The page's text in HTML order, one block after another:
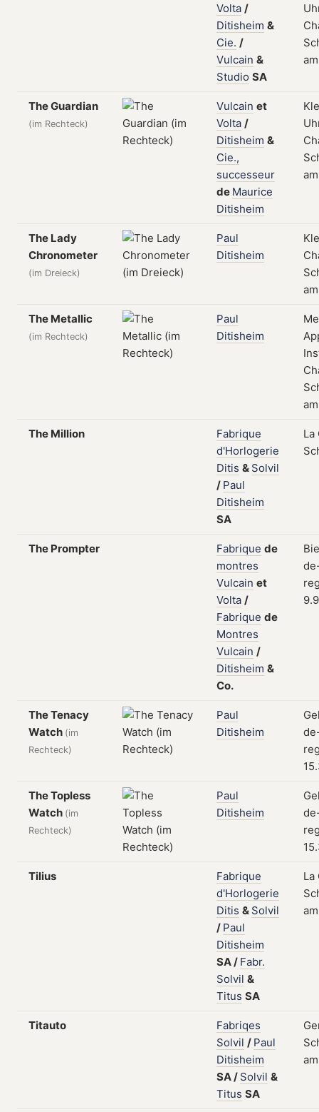
Volta /
Ditisheim &
Cie. /
Vulcain &
Studio SA
The Guardian
(im Rechteck)
Vulcain et
Volta /
Ditisheim &
Cie.,
successeur
de Maurice
Ditisheim
The Lady
Chronometer
(im Dreieck)
Paul
Ditisheim
The Metallic
(im Rechteck)
Paul
Ditisheim
The Million
Fabrique
d'Horlogerie
Ditis & Solvil
/ Paul
Ditisheim
SA
La
The Prompter Fabrique de
montres
Vulcain et
Volta /
Fabrique de
Montres
Vulcain /
Ditisheim &
Co.
The Tenacy
Watch (im
Rechteck)
Paul
Ditisheim
The Topless
Watch (im
Rechteck)
Paul
Ditisheim
Tilius
Fabrique
d'Horlogerie
Ditis & Solvil
/ Paul
Ditisheim
SA/ Fabr.
Solvil &
Titus SA
La
Titauto
Fabriqes
Solvil / Paul
Ditisheim
SA/ Solvil &
Titus SA